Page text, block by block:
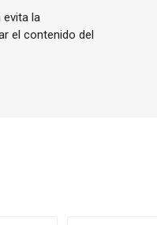
evita la
el contenido del